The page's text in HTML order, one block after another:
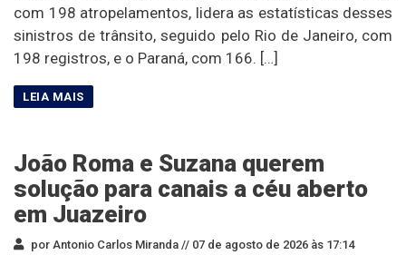
com 198 atropelamentos, lidera as estatísticas desses
sinistros de trânsito, seguido pelo Rio de Janeiro, com
198 registros, e o Paraná, com 166. […]
João Roma e Suzana querem
solução para canais a céu aberto
em Juazeiro
por Antonio Carlos Miranda // 07 de agosto de 2026 às 17:14